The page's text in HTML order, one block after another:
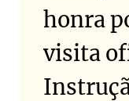
honra
visita